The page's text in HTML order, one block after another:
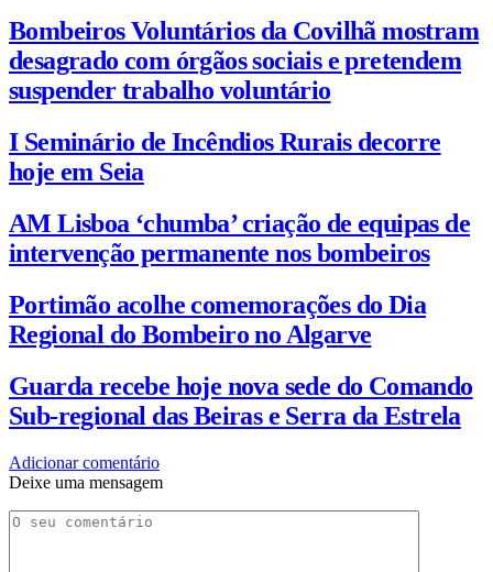
Bombeiros Voluntários da Covilhã mostram
desagrado com órgãos sociais e pretendem
suspender trabalho voluntário
I Seminário de Incêndios Rurais decorre
hoje em Seia
AM Lisboa ‘chumba’ criação de equipas de
intervenção permanente nos bombeiros
Portimão acolhe comemorações do Dia
Regional do Bombeiro no Algarve
Guarda recebe hoje nova sede do Comando
Sub-regional das Beiras e Serra da Estrela
Adicionar comentário
Deixe uma mensagem